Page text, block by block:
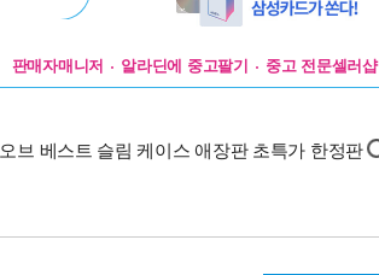
판매자매니저 알라딘에 중고팔기 중고 전문셀러샵
브 베스트 슬림 케이스 애장판 초특가 한정판